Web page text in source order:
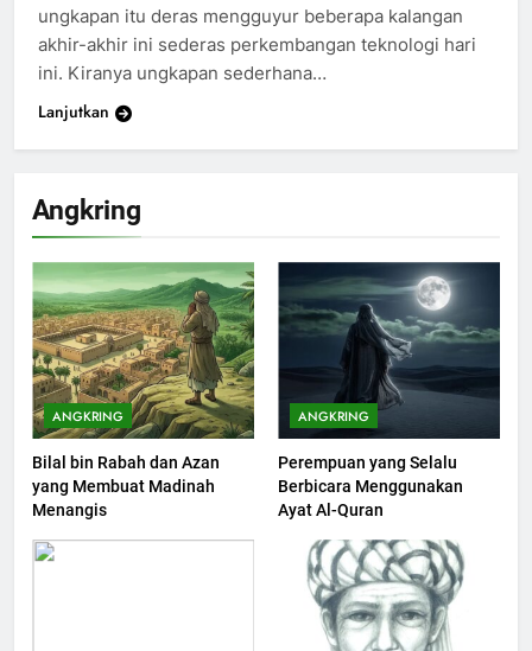
Angkring
ANGKRING
Bilal bin Rabah dan Azan
yang Membuat Madinah
Menangis
ANGKRING
Perempuan yang Selalu
Berbicara Menggunakan
Ayat Al-Quran
200
201
Khutbah jumat: Sejarah
Seebagai Pembangkit Jiwa
KHUTBAH
202
Khutbah Jumat : Supaya Amal
Bisa Diterima
ungkapan itu deras mengguyur beberapa kalangan
akhir-akhir ini sederas perkembangan teknologi hari
ini. Kiranya ungkapan sederhana…
Lanjutkan